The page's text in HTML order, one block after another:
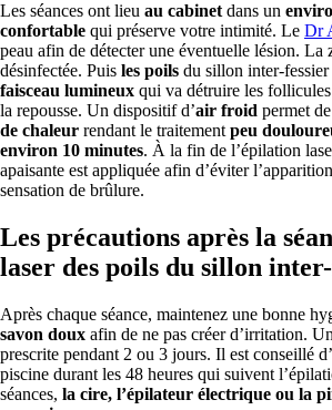
Les séances ont lieu au cabinet dans un
confortable qui préserve votre intimité. Le Dr
peau afin de détecter une éventuelle lésion. La
désinfectée. Puis les poils du sillon inter-fessier
faisceau lumineux qui va détruire les
la repousse. Un dispositif d’air froid permet de
de chaleur rendant le traitement peu
environ 10 minutes. À la fin de l’épilation
apaisante est appliquée afin d’éviter
sensation de brûlure.
Les précautions après la
laser des poils du sillon
Après chaque séance, maintenez une bonne
savon doux afin de ne pas créer d’irritation.
prescrite pendant 2 ou 3 jours. Il est conseillé
piscine durant les 48 heures qui suivent
séances, la cire, l’épilateur électrique ou la